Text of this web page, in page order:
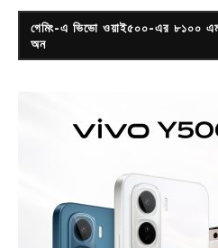
গেমিং-এ ভিভো ওয়াই৫০০-এর ৮১০০
অন